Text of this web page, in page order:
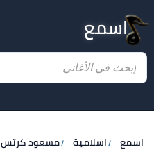
اسمع
اسمع اسلامية مسعود كرتس